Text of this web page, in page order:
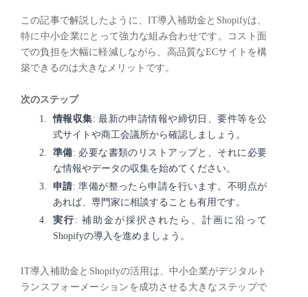
この記事で解説したように、IT導入補助金とShopifyは、
特に中小企業にとって強力な組み合わせです。コスト面
での負担を大幅に軽減しながら、高品質なECサイトを構
築できるのは大きなメリットです。
次のステップ
情報収集: 最新の申請情報や締切日、要件等を公
式サイトや商工会議所から確認しましょう。
準備: 必要な書類のリストアップと、それに必要
な情報やデータの収集を始めてください。
申請: 準備が整ったら申請を行います。不明点が
あれば、専門家に相談することも有用です。
実行: 補助金が採択されたら、計画に沿って
Shopifyの導入を進めましょう。
IT導入補助金とShopifyの活用は、中小企業がデジタルト
ランスフォーメーションを成功させる大きなステップで